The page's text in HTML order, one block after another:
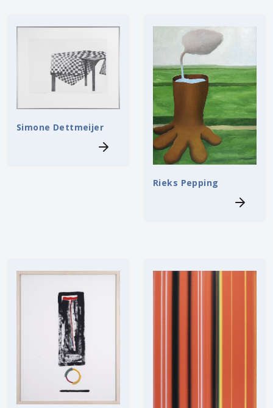
Simone Dettmeijer
Rieks Pepping